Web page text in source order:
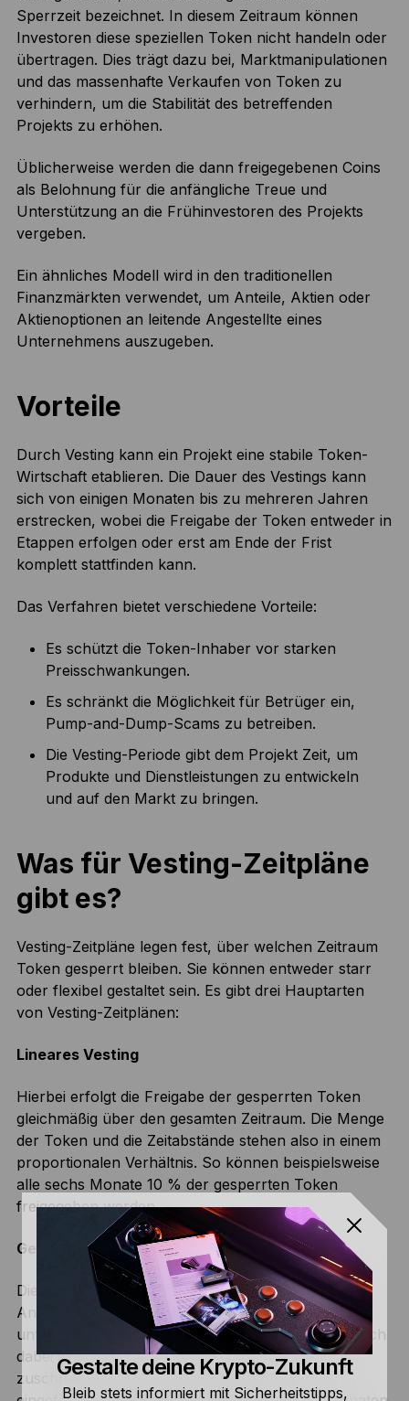
Sperrzeit bezeichnet. In diesem Zeitraum können
Investoren diese speziellen Token nicht handeln oder
übertragen. Dies trägt dazu bei, Marktmanipulationen
und das massenhafte Verkaufen von Token zu
verhindern, um die Stabilität des betreffenden
Projekts zu erhöhen.
Üblicherweise werden die dann freigegebenen Coins
als Belohnung für die anfängliche Treue und
Unterstützung an die Frühinvestoren des Projekts
vergeben.
Ein ähnliches Modell wird in den traditionellen
Finanzmärkten verwendet, um Anteile, Aktien oder
Aktienoptionen an leitende Angestellte eines
Unternehmens auszugeben.
Vorteile
Durch Vesting kann ein Projekt eine stabile Token-
Wirtschaft etablieren. Die Dauer des Vestings kann
sich von einigen Monaten bis zu mehreren Jahren
erstrecken, wobei die Freigabe der Token entweder in
Etappen erfolgen oder erst am Ende der Frist
komplett stattfinden kann.
Das Verfahren bietet verschiedene Vorteile:
Es schützt die Token-Inhaber vor starken
Preisschwankungen.
Es schränkt die Möglichkeit für Betrüger ein,
Pump-and-Dump-Scams zu betreiben.
Die Vesting-Periode gibt dem Projekt Zeit, um
Produkte und Dienstleistungen zu entwickeln
und auf den Markt zu bringen.
Was für Vesting-Zeitpläne
gibt es?
Vesting-Zeitpläne legen fest, über welchen Zeitraum
Token gesperrt bleiben. Sie können entweder starr
oder flexibel gestaltet sein. Es gibt drei Hauptarten
von Vesting-Zeitplänen:
Lineares Vesting
Hierbei erfolgt die Freigabe der gesperrten Token
gleichmäßig über den gesamten Zeitraum. Die Menge
der Token und die Zeitabstände stehen also in einem
proportionalen Verhältnis. So können beispielsweise
alle sechs Monate 10 % der gesperrten Token
freigegeben werden.
Gestaffeltes Vesting
Diese Methode erlaubt die Freigabe verschiedener
Anteile an zurückgehaltenen Vermögenswerten zu
unterschiedlichen Zeitpunkten. Der Zeitplan lässt sich
dabei individuell auf die Bedürfnisse des Projekts
zuschneiden. So können etwa 10 % der
Gestalte deine Krypto-Zukunft
Bleib stets informiert mit Sicherheitstipps,